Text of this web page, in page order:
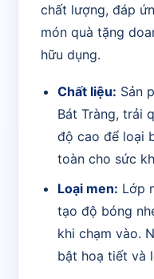
chất lượng, đáp
món quà tặng
hữu dụng.
Chất liệu: Sản
Bát Tràng, trải
độ cao để loại
toàn cho sức
Loại men: Lớp
tạo độ bóng
khi chạm vào.
bật hoạ tiết và